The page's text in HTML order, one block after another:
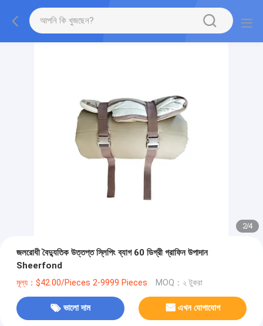
2/4
জলরোধী বৈদ্যুতিক উত্তপ্ত স্লিপিং ব্যাগ 60 ডিগ্রী গ্রাফিন উপাদান
Sheerfond
মূল্য：$42.00/Pieces 2-9999 Pieces MOQ：২ টুকরা
ভালো দাম এখন যোগাযোগ